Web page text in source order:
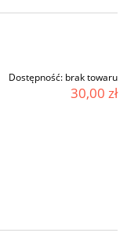
Dostępność: brak towaru
30,00 zł